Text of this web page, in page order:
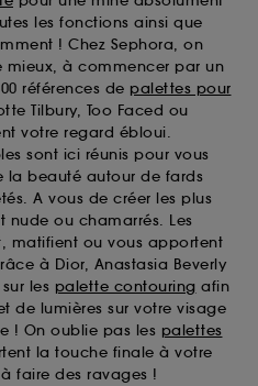
les fonctions ainsi que
! Chez Sephora, on
mieux, à commencer par un
références de palettes pour
Tilbury, Too Faced ou
votre regard ébloui.
sont ici réunis pour vous
beauté autour de fards
A vous de créer les plus
nude ou chamarrés. Les
matifient ou vous apportent
à Dior, Anastasia Beverly
les palette contouring afin
de lumières sur votre visage
! On oublie pas les palettes
la touche finale à votre
faire des ravages !